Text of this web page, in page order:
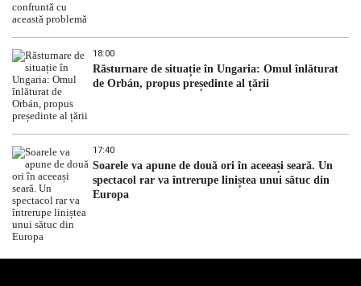
18:00
Răsturnare de situație în Ungaria: Omul înlăturat
de Orbán, propus președinte al țării
17:40
Soarele va apune de două ori în aceeași seară. Un
spectacol rar va întrerupe liniștea unui sătuc din
Europa